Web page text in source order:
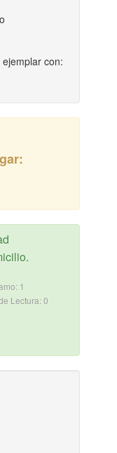
con:
1
Lectura: 0